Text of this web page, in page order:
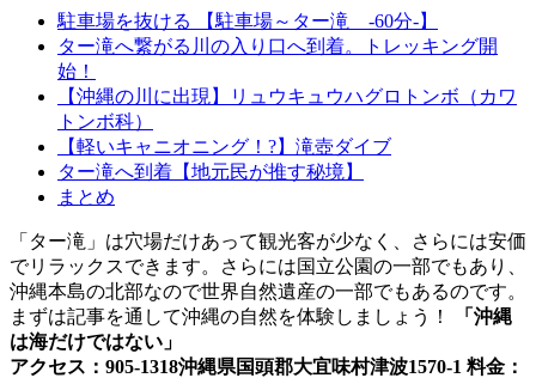
駐車場を抜ける 【駐車場～ター滝 -60分-】
ター滝へ繋がる川の入り口へ到着。トレッキング開
始！
【沖縄の川に出現】リュウキュウハグロトンボ（カワ
トンボ科）
【軽いキャニオニング！?】滝壺ダイブ
ター滝へ到着【地元民が推す秘境】
まとめ
「ター滝」は穴場だけあって観光客が少なく、さらには安価
でリラックスできます。さらには国立公園の一部でもあり、
沖縄本島の北部なので世界自然遺産の一部でもあるのです。
まずは記事を通して沖縄の自然を体験しましょう！
「沖縄
は海だけではない」
アクセス：905-1318沖縄県国頭郡大宜味村津波1570-1 料金：